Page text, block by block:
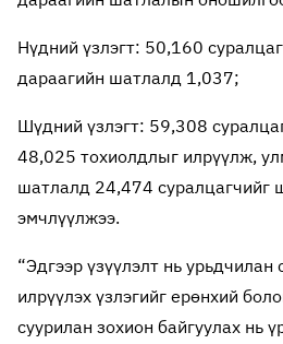
Нүдний үзлэгт: 50,160
дараагийн шатлалд 1,037;
Шүдний үзлэгт: 59,308
48,025 тохиолдлыг илрүүлж,
шатлалд 24,474 суралцагчийг
эмчлүүлжээ.
“Эдгээр үзүүлэлт нь урьдчилан
илрүүлэх үзлэгийг ерөнхий
суурилан зохион байгуулах нь